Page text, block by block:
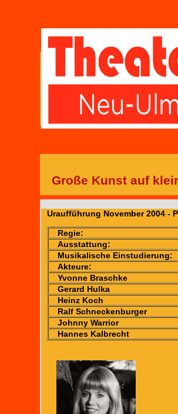
Große Kunst auf
Uraufführung November 2004 -
Regie:
Ausstattung:
Musikalische Einstudierung:
Akteure:
Yvonne Braschke
Gerard Hulka
Heinz Koch
Ralf Schneckenburger
Johnny Warrior
Hannes Kalbrecht